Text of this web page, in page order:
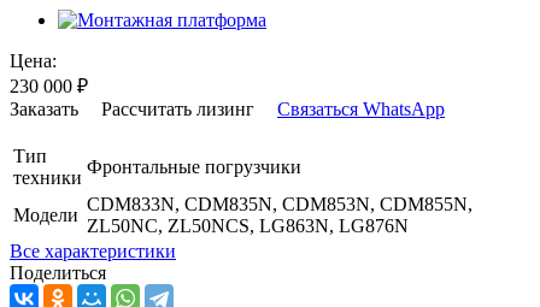
Цена:
230 000 ₽
Заказать
Рассчитать лизинг Связаться WhatsApp
Тип
техники
Фронтальные погрузчики
Модели
CDM833N, CDM835N, CDM853N, CDM855N,
ZL50NC, ZL50NCS, LG863N, LG876N
Все характеристики
Поделиться